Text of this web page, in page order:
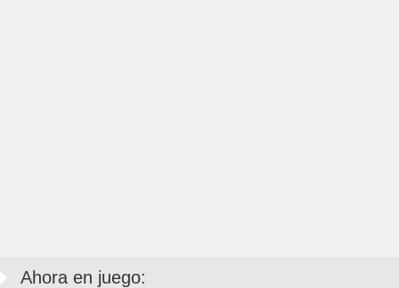
Ahora en juego: